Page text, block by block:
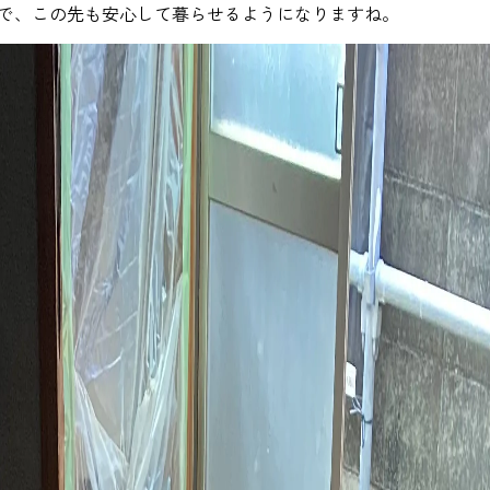
この先も安心して暮らせるようになりますね。